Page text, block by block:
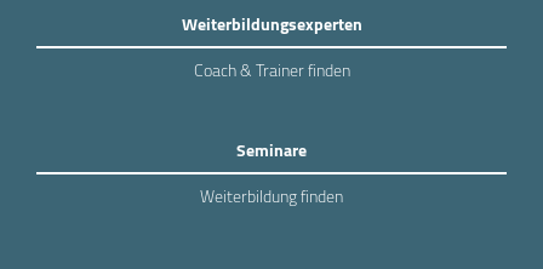
Weiterbildungsexperten
Coach & Trainer finden
Seminare
Weiterbildung finden